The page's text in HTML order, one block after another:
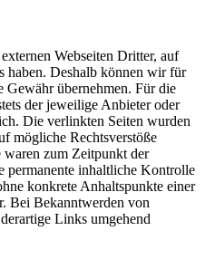
Webseiten Dritter, auf
haben. Deshalb können wir für
Gewähr übernehmen. Für die
der jeweilige Anbieter oder
Die verlinkten Seiten wurden
mögliche Rechtsverstöße
zum Zeitpunkt der
permanente inhaltliche Kontrolle
konkrete Anhaltspunkte einer
Bei Bekanntwerden von
Links umgehend